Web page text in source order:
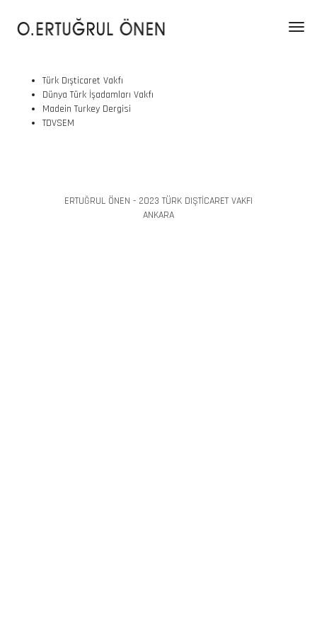
Türk Dışticaret Vakfı
Dünya Türk İşadamları Vakfı
Madein Turkey Dergisi
TDVSEM
ERTUĞRUL ÖNEN - 2023TÜRK DIŞTICARET VAKFI
ANKARA